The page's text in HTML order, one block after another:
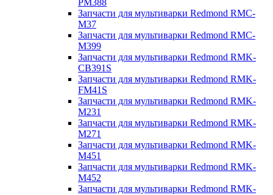
PM388
Запчасти для мультиварки Redmond RMC-
M37
Запчасти для мультиварки Redmond RMC-
M399
Запчасти для мультиварки Redmond RMK-
CB391S
Запчасти для мультиварки Redmond RMK-
FM41S
Запчасти для мультиварки Redmond RMK-
M231
Запчасти для мультиварки Redmond RMK-
M271
Запчасти для мультиварки Redmond RMK-
M451
Запчасти для мультиварки Redmond RMK-
M452
Запчасти для мультиварки Redmond RMK-